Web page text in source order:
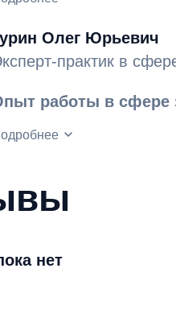
Олег Юрьевич
практик в
работы в сфере
контрактной
В 2014–2016 гг.
2013 г. преподает на
2016 г. – главный
нет